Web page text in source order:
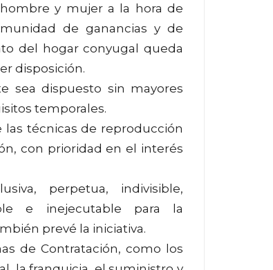
y mujer a la hora de
de ganancias y de
del hogar conyugal queda
disposición.
sea dispuesto sin mayores
temporales.
técnicas de reproducción
con prioridad en el interés
perpetua, indivisible,
e inejecutable para la
prevé la iniciativa.
de Contratación, como los